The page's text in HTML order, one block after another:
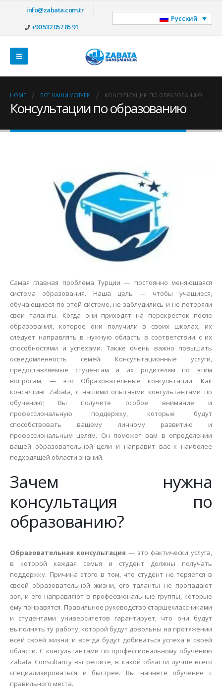
info@zabata.com.tr
+90 532 057 85 91
Русский
HOME ВСЕ НАШИ УСЛУГИ КОНСУЛЬТАЦИИ ПО ОБРАЗОВАНИЮ
Консультации по образованию
Самая главная проблема Турции — постоянно меняющаяся
система образования. Наша цель — чтобы учащиеся,
обучающиеся по этой системе, не заблудились и не потеряли
свои таланты. Когда они приходят на перекресток после
образования, которое они получили в своих школах, их
следует направлять в нужную область в соответствии с их
способностями и успехами. Также очень важно повышать
осведомленность семей. Консультационные услуги,
предоставляемые студентам и их родителям по этим
вопросам, — это Образовательные консультации. Как
консалтинг Zabata, с нашими опытными консультантами по
обучению; Вы получите особое внимание и
профессиональную поддержку, которые будут
способствовать вашему личному развитию и
профессиональным целям. Он поможет вам в определении
вашей образовательной цели и направит вас к наиболее
подходящей области знаний.
Зачем нужна
консультация по
образованию?
Образовательная консультация — это фактически услуга,
в которой каждая семья и студент должны получать
поддержку. Причина этого в том, что студент не теряется в
своей образовательной жизни, его таланты не пропадают
зря, и его направляют в профессиональные группы, которые
ему понравятся. Правильное руководство старшеклассниками
и студентами университетов гарантирует, что они будут
выполнять ту работу, которой будут довольны на протяжении
всей своей жизни, и всегда будут добиваться успеха в своей
области. С консультантами по профессиональному обучению
Zabata Consultancy вы решите, в какой области лучше всего
специализироваться и быстрее. Вы начнете обучение с
правильного места.